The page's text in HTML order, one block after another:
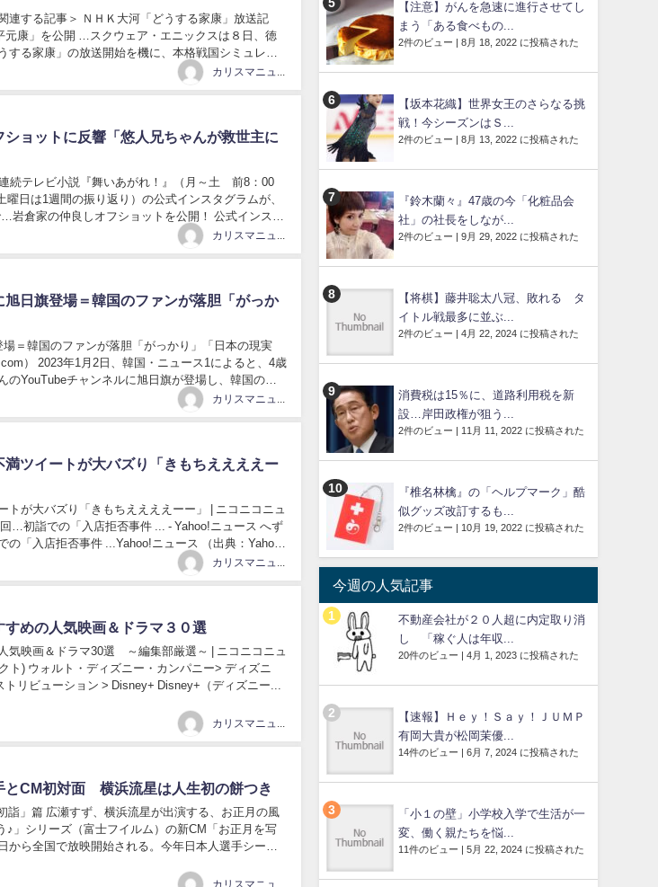
連する記事＞ ＮＨＫ大河「どうする家康」放送記
康」を公開 …スクウェア・エニックスは８日、徳
する家康」の放送開始を機に、本格戦国シミュレー
ろず～ニュー...
ショットに反響「悠人兄ちゃんが救世主に
続テレビ小説『舞いあがれ！』（月～土 前8：00
日は1週間の振り返り）の公式インスタグラムが、
岩倉家の仲良しオフショットを公開！ 公式インスタ
日旗登場＝韓国のファンが落胆「がっか
＝韓国のファンが落胆「がっかり」「日本の現実
） 2023年1月2日、韓国・ニュース1によると、4歳
YouTubeチャンネルに旭日旗が登場し、韓国のフ
ツイートが大バズり「きもちええええー
が大バズり「きもちええええーー」 | ニコニコニュ
…初詣での「入店拒否事件 ... - Yahoo!ニュース へず
「入店拒否事件 ...Yahoo!ニュース （出典：Yahoo!
めの人気映画＆ドラマ３０選
気映画＆ドラマ30選 ～編集部厳選～ | ニコニコニュ
ト) ウォルト・ディズニー・カンパニー> ディズニ
リビューション > Disney+ Disney+（ディズニー...
とCM初対面 横浜流星は人生初の餅つき
詣」篇 広瀬すず、横浜流星が出演する、お正月の風
」シリーズ（富士フイルム）の新CM「お正月を写
から全国で放映開始される。今年日本人選手シーズ
【注意】がんを急速に進行させてし
まう「ある食べもの...
2件のビュー | 8月 18, 2022 に投稿された
【坂本花織】世界女王のさらなる挑
戦！今シーズンはＳ...
2件のビュー | 8月 13, 2022 に投稿された
『鈴木蘭々』47歳の今「化粧品会
社」の社長をしなが...
2件のビュー | 9月 29, 2022 に投稿された
【将棋】藤井聡太八冠、敗れる タ
イトル戦最多に並ぶ...
2件のビュー | 4月 22, 2024 に投稿された
消費税は15％に、道路利用税を新
設…岸田政権が狙う...
2件のビュー | 11月 11, 2022 に投稿された
『椎名林檎』の「ヘルプマーク」酷
似グッズ改訂するも...
2件のビュー | 10月 19, 2022 に投稿された
今週の人気記事
不動産会社が２０人超に内定取り消
し 「稼ぐ人は年収...
20件のビュー | 4月 1, 2023 に投稿された
【速報】Ｈｅｙ！Ｓａｙ！ＪＵＭＰ
有岡大貴が松岡茉優...
14件のビュー | 6月 7, 2024 に投稿された
「小１の壁」小学校入学で生活が一
変、働く親たちを悩...
11件のビュー | 5月 22, 2024 に投稿された